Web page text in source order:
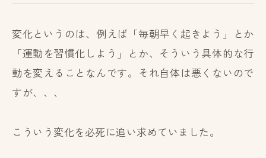
変化というのは、例えば「毎朝早く起きよう」とか
「運動を習慣化しよう」とか、そういう具体的な行
動を変えることなんです。それ自体は悪くないので
すが、、、
こういう変化を必死に追い求めていました。